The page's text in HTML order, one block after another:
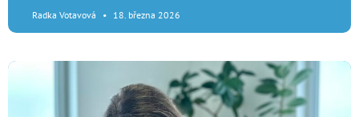
Radka Votavová 18. března 2026